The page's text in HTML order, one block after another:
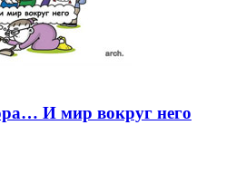
И мир вокруг него